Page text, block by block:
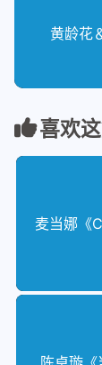
喜欢
麦当娜《